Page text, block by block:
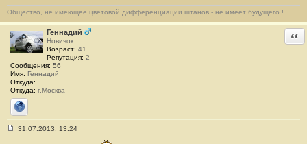
Общество, не имеющее цветовой дифференциации штанов - не имеет будущего !
Геннадий
Новичок
Возраст: 41
Репутация: 2
Сообщения: 56
Имя: Геннадий
Откуда:
Откуда: г.Москва
Сайт
31.07.2013, 13:24